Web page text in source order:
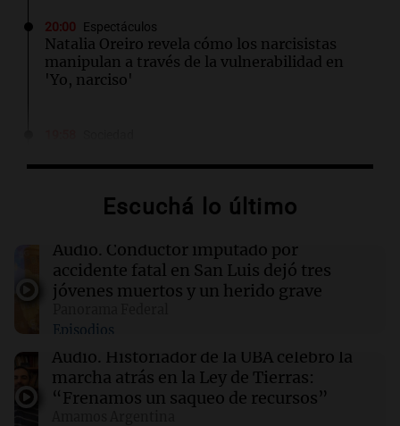
20:00 Espectáculos
Natalia Oreiro revela cómo los narcisistas
manipulan a través de la vulnerabilidad en
'Yo, narciso'
arrestada por el homicidio de Matías Álvarez
19:57 Sociedad
Economía, inversiones y producción: el
debate que llega con Experiencia IDEA
Rosario
19:55 Boca Juniors
Por qué Boca juega en la cancha de Huracán
ante Estudiantes
Escuchá lo último
Audio. Conductor imputado por
accidente fatal en San Luis dejó tres
jóvenes muertos y un herido grave
Episodios
Audio. Historiador de la UBA celebró la
marcha atrás en la Ley de Tierras:
“Frenamos un saqueo de recursos”